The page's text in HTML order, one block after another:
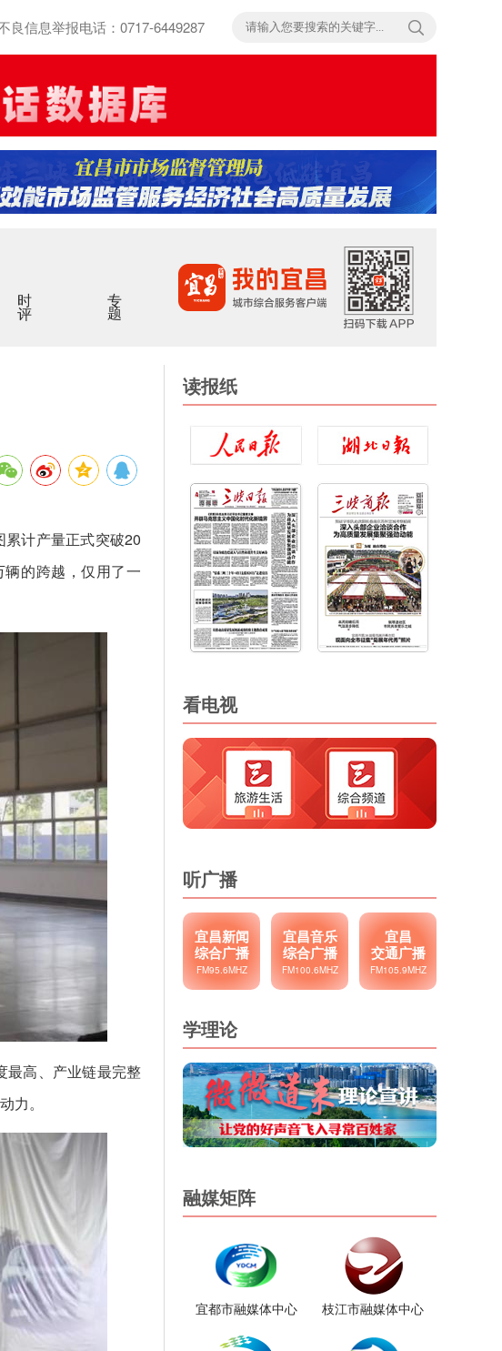
良信息举报电话：0717-6449287
时评 专题
计产量正式突破20
的跨越，仅用了一
最高、产业链最完整
力。
读报纸
看电视
听广播
宜昌新闻
综合广播
FM95.6MHZ
宜昌音乐
综合广播
FM100.6MHZ
宜昌
交通广播
FM105.9MHZ
学理论
融媒矩阵
宜都市融媒体中心 枝江市融媒体中心